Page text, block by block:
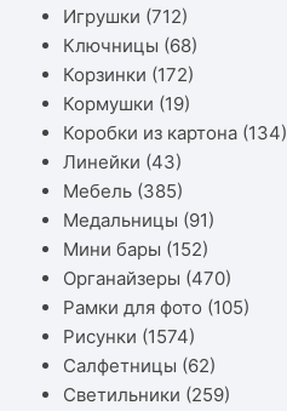
Игрушки (712)
Ключницы (68)
Корзинки (172)
Кормушки (19)
Коробки из картона (134)
Линейки (43)
Мебель (385)
Медальницы (91)
Мини бары (152)
Органайзеры (470)
Рамки для фото (105)
Рисунки (1574)
Салфетницы (62)
Светильники (259)